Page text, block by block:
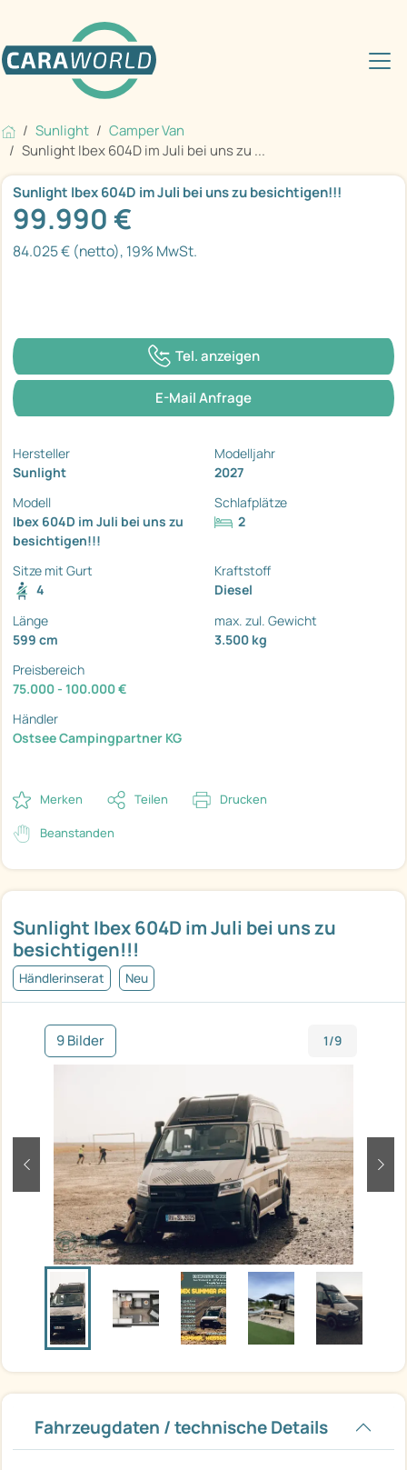
Sunlight
Camper Van
Sunlight Ibex 604D im Juli bei uns zu ...
Sunlight Ibex 604D im Juli bei uns zu
besichtigen!!!
Händlerinserat Neu
9 Bilder 1/9
zurück
Fahrzeugdaten / technische Details
Sunlight Ibex 604D im Juli bei uns zu besichtigen!!!
99.990 €
84.025 € (netto), 19% MwSt.
Tel. anzeigen
E-Mail Anfrage
Hersteller
Sunlight
Modelljahr
2027
Modell
Ibex 604D im Juli bei uns zu
besichtigen!!!
Schlafplätze
2
Sitze mit Gurt
4
Kraftstoff
Diesel
Länge
599 cm
max. zul. Gewicht
3.500 kg
Preisbereich
75.000 - 100.000 €
Händler
Ostsee Campingpartner KG
Merken Teilen Drucken
Beanstanden